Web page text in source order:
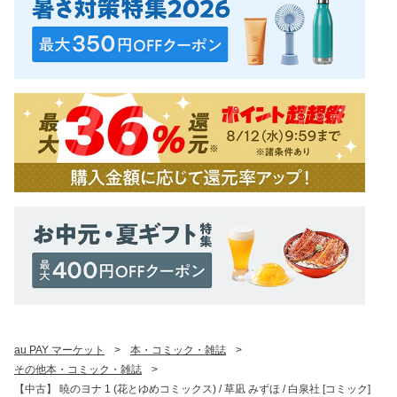
au PAY マーケット > 本・コミック・雑誌
>
その他本・コミック・雑誌
>
【中古】 暁のヨナ 1 (花とゆめコミックス) / 草凪 みずほ / 白泉社 [コミック]